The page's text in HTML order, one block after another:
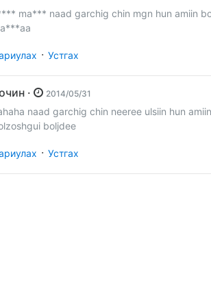
ma*** naad garchig chin mgn hun amiin
· Устгах
Зочин · 2014/05/31
naad garchig chin neeree ulsiin hun
boljdee
· Устгах